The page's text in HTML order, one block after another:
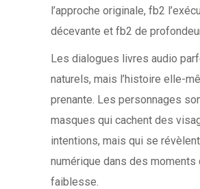
l’approche originale, fb2
décevante et fb2 de
Les dialogues livres audio
naturels, mais l’histoire elle-
prenante. Les personnages
masques qui cachent des
intentions, mais qui se
numérique dans des moments
faiblesse.